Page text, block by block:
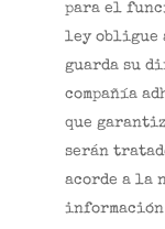
para el
ley obligue
guarda su
compañía
que
serán
acorde a la
información